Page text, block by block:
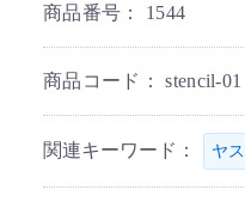
商品番号： 1544
商品コード：stencil-01
関連キーワード： ヤ